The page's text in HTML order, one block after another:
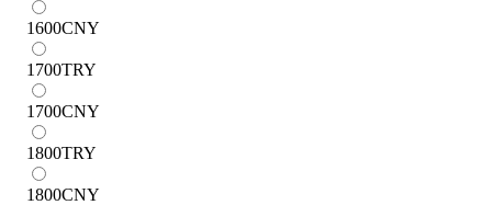
1600CNY
1700TRY
1700CNY
1800TRY
1800CNY